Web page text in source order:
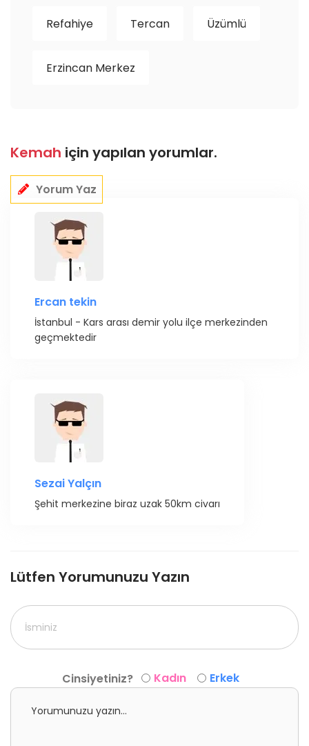
Refahiye Tercan Üzümlü
Erzincan Merkez
Kemah için yapılan yorumlar.
Yorum Yaz
Ercan tekin
İstanbul - Kars arası demir yolu ilçe merkezinden
geçmektedir
Sezai Yalçın
Şehit merkezine biraz uzak 50km civarı
Lütfen Yorumunuzu Yazın
Cinsiyetiniz? Kadın Erkek